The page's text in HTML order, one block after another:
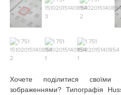
Хочете поділитися своїми
зображеннями? Типографія